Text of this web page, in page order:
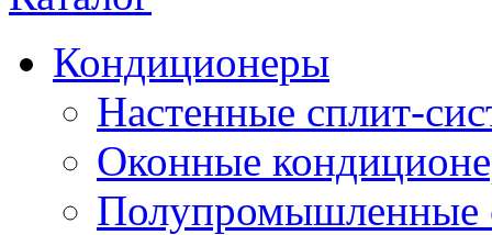
Кондиционеры
Настенные сплит-
Оконные
Полупромышленные